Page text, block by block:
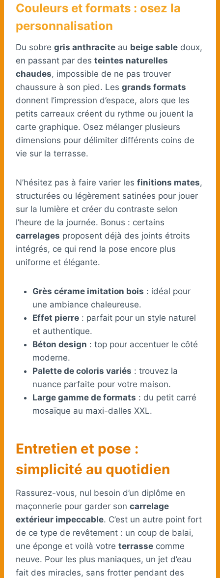
Couleurs et formats : osez la
personnalisation
Du sobre gris anthracite au beige sable doux,
en passant par des teintes naturelles
chaudes, impossible de ne pas trouver
chaussure à son pied. Les grands formats
donnent l’impression d’espace, alors que les
petits carreaux créent du rythme ou jouent la
carte graphique. Osez mélanger plusieurs
dimensions pour délimiter différents coins de
vie sur la terrasse.
N’hésitez pas à faire varier les finitions mates,
structurées ou légèrement satinées pour jouer
sur la lumière et créer du contraste selon
l’heure de la journée. Bonus : certains
carrelages proposent déjà des joints étroits
intégrés, ce qui rend la pose encore plus
uniforme et élégante.
Grès cérame imitation bois : idéal pour
une ambiance chaleureuse.
Effet pierre : parfait pour un style naturel
et authentique.
Béton design : top pour accentuer le côté
moderne.
Palette de coloris variés : trouvez la
nuance parfaite pour votre maison.
Large gamme de formats : du petit carré
mosaïque au maxi-dalles XXL.
Entretien et pose :
simplicité au quotidien
Rassurez-vous, nul besoin d’un diplôme en
maçonnerie pour garder son carrelage
extérieur impeccable. C’est un autre point fort
de ce type de revêtement : un coup de balai,
une éponge et voilà votre terrasse comme
neuve. Pour les plus maniaques, un jet d’eau
fait des miracles, sans frotter pendant des